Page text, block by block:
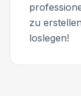
zu
loslegen!